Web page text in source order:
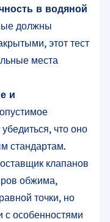
в водяной
должны
этот тест
места
и
что оно
стандартам.
клапанов
обжима,
точки, но
с особенностями